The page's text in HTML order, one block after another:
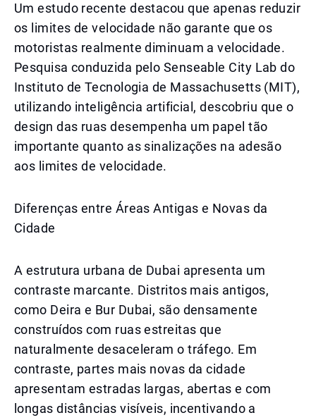
Um estudo recente destacou que apenas reduzir
os limites de velocidade não garante que os
motoristas realmente diminuam a velocidade.
Pesquisa conduzida pelo Senseable City Lab do
Instituto de Tecnologia de Massachusetts (MIT),
utilizando inteligência artificial, descobriu que o
design das ruas desempenha um papel tão
importante quanto as sinalizações na adesão
aos limites de velocidade.
Diferenças entre Áreas Antigas e Novas da
Cidade
A estrutura urbana de Dubai apresenta um
contraste marcante. Distritos mais antigos,
como Deira e Bur Dubai, são densamente
construídos com ruas estreitas que
naturalmente desaceleram o tráfego. Em
contraste, partes mais novas da cidade
apresentam estradas largas, abertas e com
longas distâncias visíveis, incentivando a